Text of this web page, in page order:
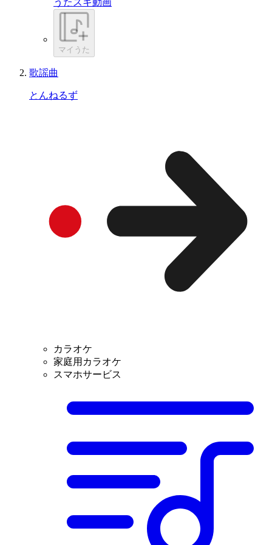
マイうた
歌謡曲
とんねるず
カラオケ
家庭用カラオケ
スマホサービス